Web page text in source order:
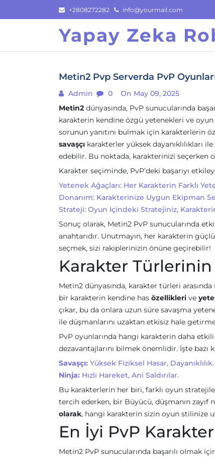
to
+2808272282 info@yourmail.com
Yapay Zeka
Metin2 Pvp Serverda PvP
Admin 0
On May 09, 2025
Metin2 dünyasında, PvP sunucularında
karakterin kendine özgü yetenekleri ve
sorunun yanıtını bulmak için karakterlerin
savaşçı karakterler yüksek dayanıklılıkları
edebilir. Bu noktada, karakterinizi seçerken
Karakter seçiminde, PvP’deki başarıyı
Yetenek Ağaçları: Her Karakterin Farklı
Donanım: Karakterinize Uygun Ekipman
Strateji: Oyun Içindeki Stratejiniz,
Sonuç olarak, Metin2 PvP sunucularında
anahtarıdır. Unutmayın, her karakterin
seçmek, sizi rakiplerinizin önüne geçirebilir!
Karakter
Metin2 dünyasında, karakter türleri
bir karakterin kendine has özellikleri ve
çıkar, bu da onlara uzun süre savaşma
ile düşmanlarını uzaktan etkisiz hale
PvP oyunlarında hangi karakterin daha
dezavantajlarını bilmek önemlidir. İşte
Savaşçı: Yüksek Fiziksel Hasar, Dayanıklılık.
Ninja: Hızlı Hareket, Ani Saldırılar.
Bu karakterlerin her biri, farklı oyun
tercih ederken, bir Büyücü, düşmanın zayıf
olarak, hangi karakterin sizin oyun stilinize
En İyi PvP
Metin2 PvP sunucularında başarılı olmak